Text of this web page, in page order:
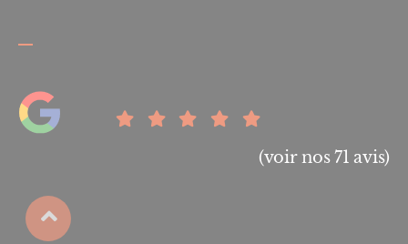
(voir nos 71 avis)